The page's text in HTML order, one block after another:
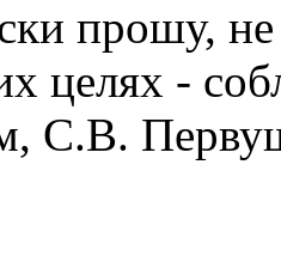
прошу,
целях -
С.В.